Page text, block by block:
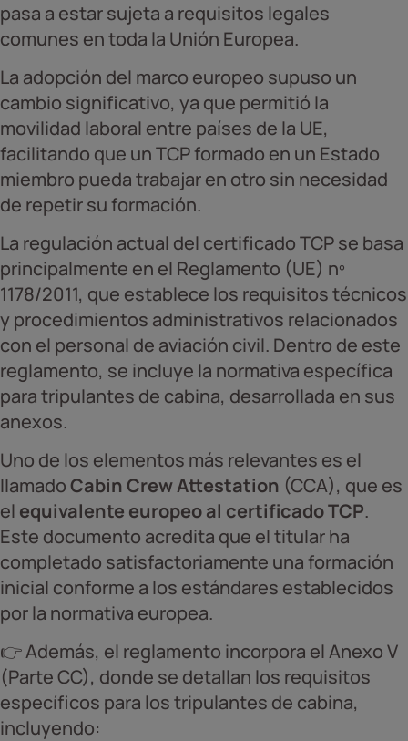
pasa a estar sujeta a requisitos legales
comunes en toda la Unión Europea.
La adopción del marco europeo supuso un
cambio significativo, ya que permitió la
movilidad laboral entre países de la UE,
facilitando que un TCP formado en un Estado
miembro pueda trabajar en otro sin necesidad
de repetir su formación.
La regulación actual del certificado TCP se basa
principalmente en el Reglamento (UE) nº
1178/2011, que establece los requisitos técnicos
y procedimientos administrativos relacionados
con el personal de aviación civil. Dentro de este
reglamento, se incluye la normativa específica
para tripulantes de cabina, desarrollada en sus
anexos.
Uno de los elementos más relevantes es el
llamadoCabin Crew Attestation (CCA), que es
el equivalente europeo al certificado TCP.
Este documento acredita que el titular ha
completado satisfactoriamente una formación
inicial conforme a los estándares establecidos
por la normativa europea.
👉 Además, el reglamento incorpora el Anexo V
(Parte CC), donde se detallan los requisitos
específicos para los tripulantes de cabina,
incluyendo: